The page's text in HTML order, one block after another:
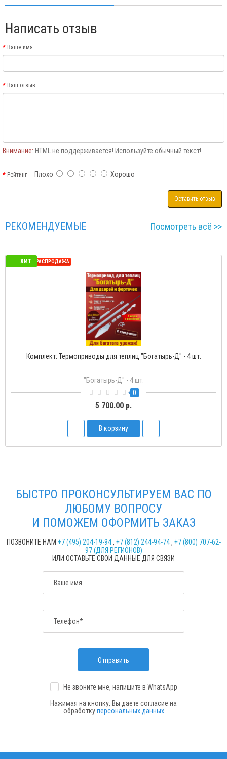
Написать отзыв
Ваше имя:
Ваш отзыв
Внимание: HTML не поддерживается! Используйте обычный текст!
РейтингПлохо Хорошо
Оставить отзыв
РЕКОМЕНДУЕМЫЕ Посмотреть всё >>
ХИТ
СЕЗОННАЯ РАСПРОДАЖА
Термопривод для теплиц "Богатырь-Д" с доводчиком
Богатырь-Д
2
1 500.00 р.
В корзину
БЫСТРО ПРОКОНСУЛЬТИРУЕМ ВАС ПО
ЛЮБОМУ ВОПРОСУ
И ПОМОЖЕМ ОФОРМИТЬ ЗАКАЗ
ПОЗВОНИТЕ НАМ +7 (495) 204-19-94, +7 (812) 244-94-74, +7 (800) 707-62-
97 (ДЛЯ РЕГИОНОВ)
ИЛИ ОСТАВЬТЕ СВОИ ДАННЫЕ ДЛЯ СВЯЗИ
Ваше имя
Телефон*
Отправить
Не звоните мне, напишите в WhatsApp
Нажимая на кнопку, Вы даете согласие на
обработкуперсональных данных